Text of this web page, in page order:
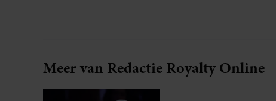
Meer van Redactie Royalty Online